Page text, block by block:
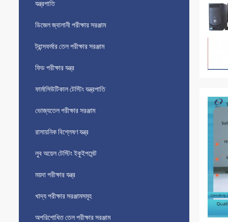
যন্ত্রপাতি
ডিজেল জ্বালানী পরীক্ষার সরঞ্জাম
ট্রান্সফর্মার তেল পরীক্ষার সরঞ্জাম
ফিড পরীক্ষার যন্ত্র
ফার্মাসিউটিকাল টেস্টিং যন্ত্রপাতি
ভোজ্যতেল পরীক্ষার সরঞ্জাম
রাসায়নিক বিশ্লেষণ যন্ত্র
লুব অয়েল টেস্টিং ইকুইপমেন্ট
ময়দা পরীক্ষার যন্ত্র
খাদ্য পরীক্ষার সরঞ্জামসমূহ
অপরিশোধিত তেল পরীক্ষার সরঞ্জাম